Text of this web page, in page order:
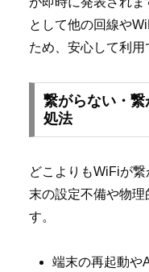
として他の回線や
ため、安心して利用
繋がらない・
処法
どこよりもWiFiが
末の設定不備や物
す。
端末の再起動や